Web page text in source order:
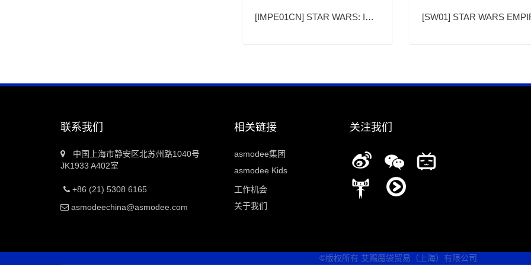
[IMPE01CN] STAR WARS: IMPERIAL ASSAULT (星球大战：帝国突击) [SW01] STAR WARS EMPIRE VS REBELLION (星球大战：帝国对反
联系我们
中国上海市静安区北苏州路1040号
JK1933 A402室
+86 (21) 5308 6165
asmodeechina@asmodee.com
相关链接
asmodee集团
asmodee Kids
工作机会
关于我们
关注我们
©版权所有 艾赐魔袋贸易（上海）有限公司